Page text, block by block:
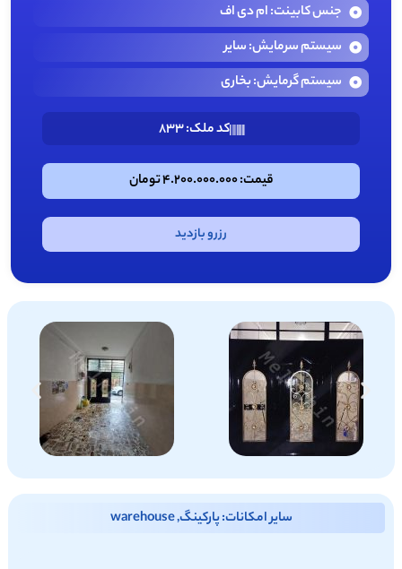
جنس کابینت: ام دی اف
سیستم سرمایش: سایر
سیستم گرمایش: بخاری
کد ملک: 833
قیمت: 4.200.000.000 تومان
رزرو بازدید
سایر امکانات: پارکینگ, warehouse